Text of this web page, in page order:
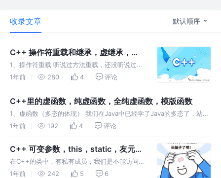
收录文章 默认顺序
C++ 操作符重载和继承，虚继承，虚
基类
1、操作符重载 听说过方法重载，还没听说过操
作符也能重载。。。这个特性，Kotlin也有，但
华都抄了过去。
1年前 280 4 评论
C++里的虚函数，纯虚函数，全纯虚函数，模版函数
1、虚函数（多态的体现） 我们在Java中已经学了Java的多态了，站在
程序的角度来说，在程序运行的时候，才能确定的调用哪个函数，实例
类实
1年前 192 4 评论
C++ 可变参数，this，static，友元函
数，友元类
在C++的类中，有私有成员，我们是不能访问
的。自己的宝贝，只能自己玩，，别人不能玩
1年前 242 5 6